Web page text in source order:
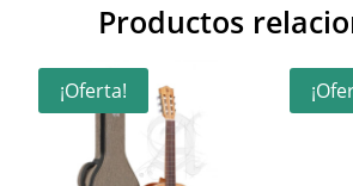
Productos
¡Oferta!